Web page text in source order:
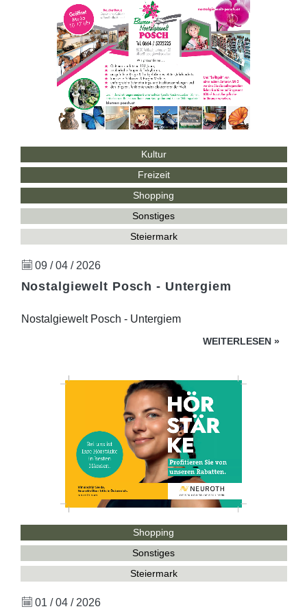
Kultur
Freizeit
Shopping
Sonstiges
Steiermark
09 / 04 / 2026
Nostalgiewelt Posch - Untergiem
Nostalgiewelt Posch - Untergiem
WEITERLESEN »
Shopping
Sonstiges
Steiermark
01 / 04 / 2026